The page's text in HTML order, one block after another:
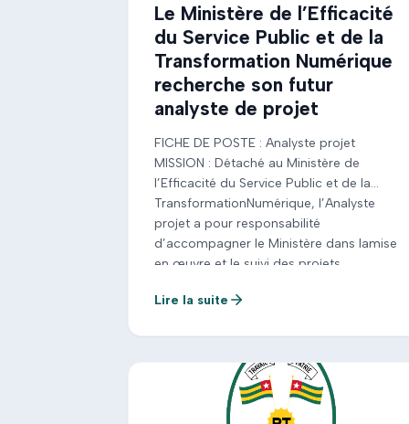
Le Ministère de l’Efficacité
du Service Public et de la
Transformation Numérique
recherche son futur
analyste de projet
FICHE DE POSTE : Analyste projet
MISSION : Détaché au Ministère de
l’Efficacité du Service Public et de la
TransformationNumérique, l’Analyste
projet a pour responsabilité
d’accompagner le Ministère dans lamise
en œuvre et le suivi des projets
acteur clé dela démarche analytique et de
Lire la suite